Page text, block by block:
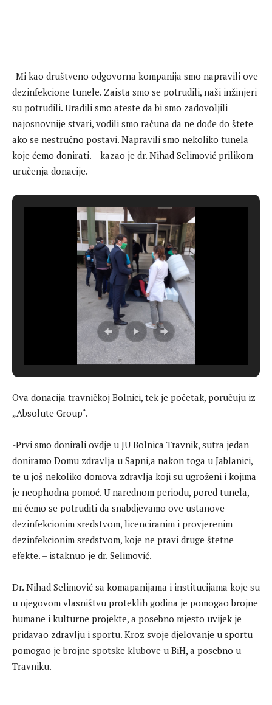
-Mi kao društveno odgovorna kompanija smo napravili ove
dezinfekcione tunele. Zaista smo se potrudili, naši inžinjeri
su potrudili. Uradili smo ateste da bi smo zadovoljili
najosnovnije stvari, vodili smo računa da ne dođe do štete
ako se nestručno postavi. Napravili smo nekoliko tunela
koje ćemo donirati. – kazao je dr. Nihad Selimović prilikom
uručenja donacije.
Ova donacija travničkoj Bolnici, tek je početak, poručuju iz
„Absolute Group“.
-Prvi smo donirali ovdje u JU Bolnica Travnik, sutra jedan
doniramo Domu zdravlja u Sapni,a nakon toga u Jablanici,
te u još nekoliko domova zdravlja koji su ugroženi i kojima
je neophodna pomoć. U narednom periodu, pored tunela,
mi ćemo se potruditi da snabdjevamo ove ustanove
dezinfekcionim sredstvom, licenciranim i provjerenim
dezinfekcionim sredstvom, koje ne pravi druge štetne
efekte. – istaknuo je dr. Selimović.
Dr. Nihad Selimović sa komapanijama i institucijama koje su
u njegovom vlasništvu proteklih godina je pomogao brojne
humane i kulturne projekte, a posebno mjesto uvijek je
pridavao zdravlju i sportu. Kroz svoje djelovanje u sportu
pomogao je brojne spotske klubove u BiH, a posebno u
Travniku.